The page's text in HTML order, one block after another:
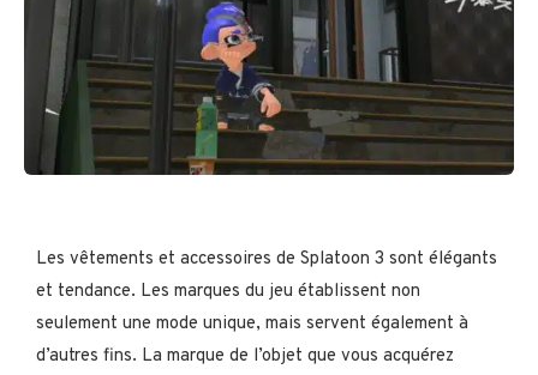
Les vêtements et accessoires de Splatoon 3 sont élégants
et tendance. Les marques du jeu établissent non
seulement une mode unique, mais servent également à
d’autres fins. La marque de l’objet que vous acquérez